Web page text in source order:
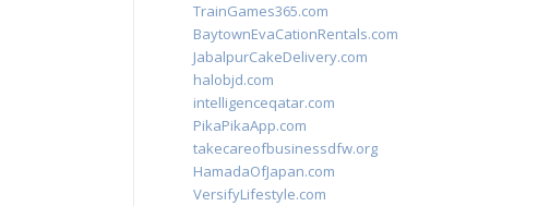
TrainGames365.com
BaytownEvaCationRentals.com
JabalpurCakeDelivery.com
halobjd.com
intelligenceqatar.com
PikaPikaApp.com
takecareofbusinessdfw.org
HamadaOfJapan.com
VersifyLifestyle.com